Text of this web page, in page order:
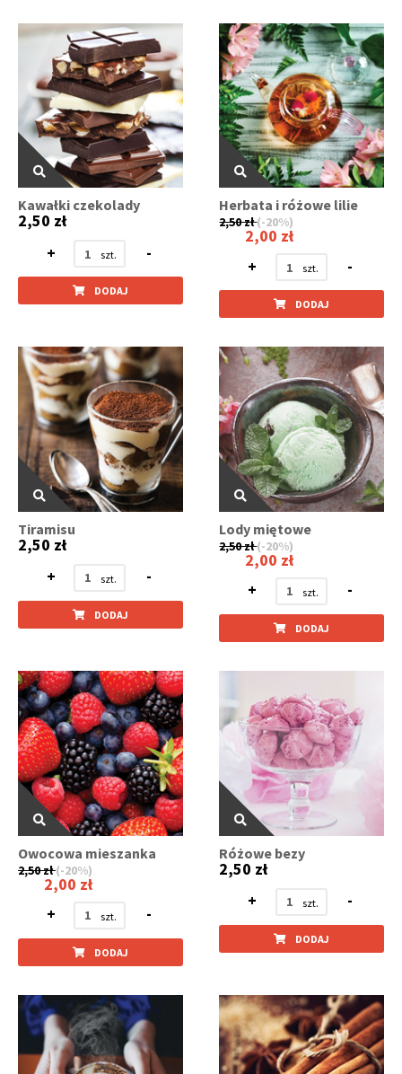
Kawałki czekolady
2,50 zł
+
-
DODAJ
Herbata i różowe lilie
2,50 zł(-20%)
2,00 zł
+
-
DODAJ
Tiramisu
2,50 zł
+
-
DODAJ
Lody miętowe
2,50 zł(-20%)
2,00 zł
+
-
DODAJ
Owocowa mieszanka
2,50 zł (-20%)
2,00 zł
+
-
DODAJ
Różowe bezy
2,50 zł
+
-
DODAJ